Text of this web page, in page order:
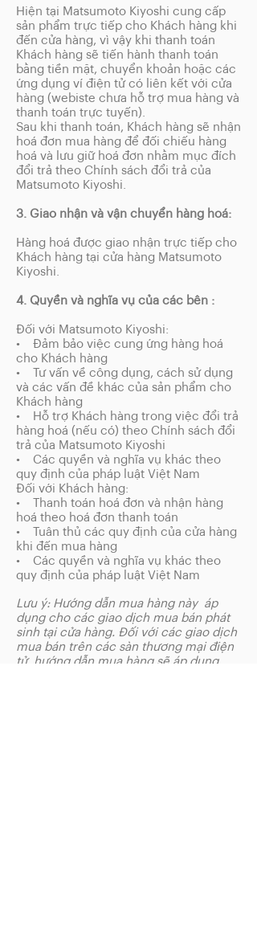
Hiện tại Matsumoto Kiyoshi cung cấp
sản phẩm trực tiếp cho Khách hàng khi
đến cửa hàng, vì vậy khi thanh toán
Khách hàng sẽ tiến hành thanh toán
bằng tiền mặt, chuyển khoản hoặc các
ứng dụng ví điện tử có liên kết với cửa
hàng (webiste chưa hỗ trợ mua hàng và
thanh toán trực tuyến).
Sau khi thanh toán, Khách hàng sẽ nhận
hoá đơn mua hàng để đối chiếu hàng
hoá và lưu giữ hoá đơn nhằm mục đích
đổi trả theo Chính sách đổi trả của
Matsumoto Kiyoshi.
3. Giao nhận và vận chuyển hàng hoá:
Hàng hoá được giao nhận trực tiếp cho
Khách hàng tại cửa hàng Matsumoto
Kiyoshi.
4. Quyền và nghĩa vụ của các bên :
Đối với Matsumoto Kiyoshi:
• Đảm bảo việc cung ứng hàng hoá
cho Khách hàng
• Tư vấn về công dụng, cách sử dụng
và các vấn đề khác của sản phẩm cho
Khách hàng
• Hỗ trợ Khách hàng trong việc đổi trả
hàng hoá (nếu có) theo Chính sách đổi
trả của Matsumoto Kiyoshi
• Các quyền và nghĩa vụ khác theo
quy định của pháp luật Việt Nam
Đối với Khách hàng:
• Thanh toán hoá đơn và nhận hàng
hoá theo hoá đơn thanh toán
• Tuân thủ các quy định của cửa hàng
khi đến mua hàng
• Các quyền và nghĩa vụ khác theo
quy định của pháp luật Việt Nam
Lưu ý: Hướng dẫn mua hàng này áp
dụng cho các giao dịch mua bán phát
sinh tại cửa hàng. Đối với các giao dịch
mua bán trên các sàn thương mại điện
tử, hướng dẫn mua hàng sẽ áp dụng